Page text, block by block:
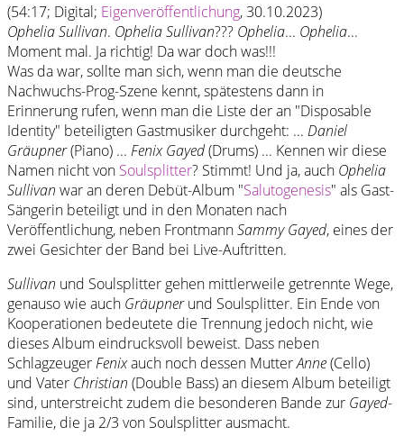
(54:17; Digital; Eigenveröffentlichung, 30.10.2023)
Ophelia Sullivan. Ophelia Sullivan??? Ophelia... Ophelia...
Moment mal. Ja richtig! Da war doch was!!!
Was da war, sollte man sich, wenn man die deutsche
Nachwuchs-Prog-Szene kennt, spätestens dann in
Erinnerung rufen, wenn man die Liste der an "Disposable
Identity" beteiligten Gastmusiker durchgeht: ... Daniel
Gräupner(Piano) ... Fenix Gayed(Drums) ... Kennen wir diese
Namen nicht von Soulsplitter? Stimmt! Und ja, auch Ophelia
Sullivan war an deren Debüt-Album "Salutogenesis" als Gast-
Sängerin beteiligt und in den Monaten nach
Veröffentlichung, neben FrontmannSammy Gayed, eines der
zwei Gesichter der Band bei Live-Auftritten.
Sullivan und Soulsplitter gehen mittlerweile getrennte Wege,
genauso wie auch Gräupnerund Soulsplitter. Ein Ende von
Kooperationen bedeutete die Trennung jedoch nicht, wie
dieses Album eindrucksvoll beweist. Dass neben
SchlagzeugerFenixauch noch dessen MutterAnne(Cello)
und Vater Christian (Double Bass) an diesem Album beteiligt
sind, unterstreicht zudem die besonderen Bande zur Gayed-
Familie, die ja 2/3 von Soulsplitter ausmacht.